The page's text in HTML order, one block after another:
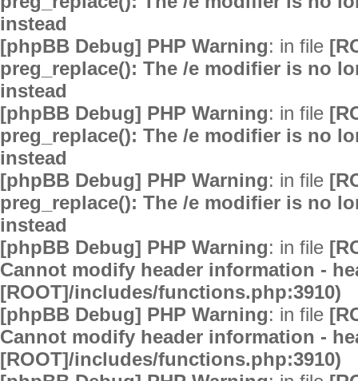
instead
[phpBB Debug] PHP Warning: in file
preg_replace(): The /e modifier is no
instead
[phpBB Debug] PHP Warning: in file
preg_replace(): The /e modifier is no
instead
[phpBB Debug] PHP Warning: in file
preg_replace(): The /e modifier is no
instead
[phpBB Debug] PHP Warning: in file
Cannot modify header information -
[ROOT]/includes/functions.php:3910)
[phpBB Debug] PHP Warning: in file
Cannot modify header information -
[ROOT]/includes/functions.php:3910)